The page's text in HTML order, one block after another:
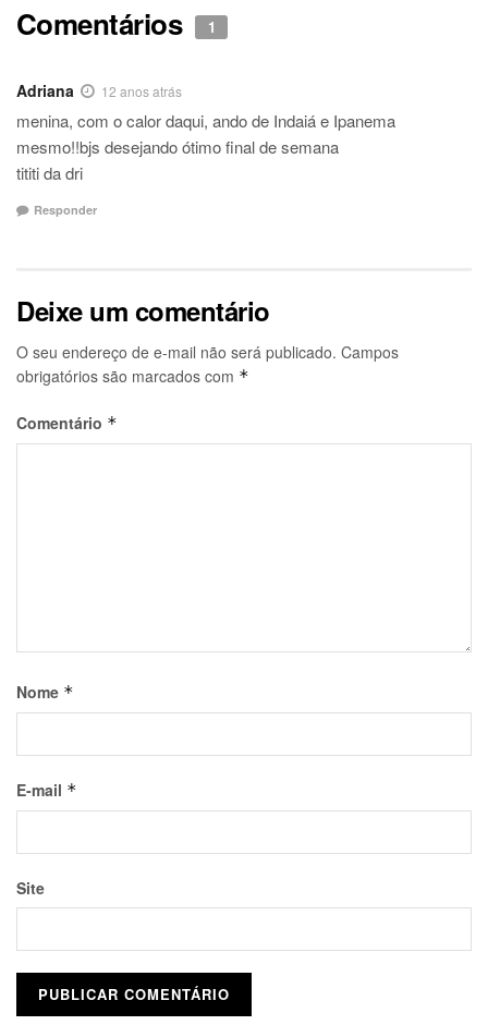
Comentários 1
Adriana 12 anos atrás
menina, com o calor daqui, ando de Indaiá e Ipanema
mesmo!!bjs desejando ótimo final de semana
tititi da dri
Responder
Deixe um comentário
O seu endereço de e-mail não será publicado. Campos
obrigatórios são marcados com *
Comentário *
Nome *
E-mail *
Site